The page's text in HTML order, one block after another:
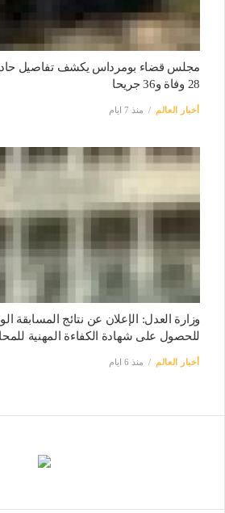
مجلس قضاء بومرداس يكشف تفاصيل
28 وفاة و36 جريحا
أخبار العالم منذ 7 ايام
وزارة العدل: الإعلان عن نتائج المسابقة
للحصول على شهادة الكفاءة المهنية
أخبار العالم منذ 6 ايام